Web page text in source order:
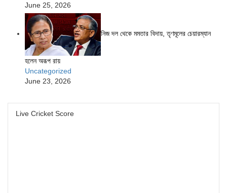
June 25, 2026
নিজ দল থেকে মমতার বিদায়, তৃণমূলের চেয়ারম্যান
হলেন অরূপ রায়
Uncategorized
June 23, 2026
Live Cricket Score